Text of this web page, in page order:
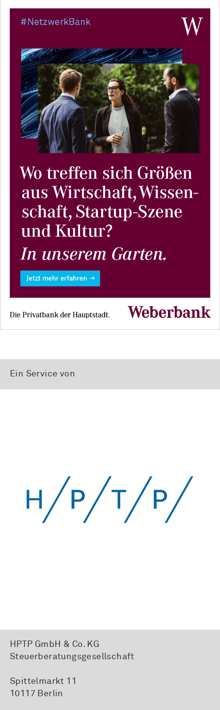
Ein Service von
HPTP GmbH & Co. KG
Steuerberatungsgesellschaft
Spittelmarkt 11
10117 Berlin